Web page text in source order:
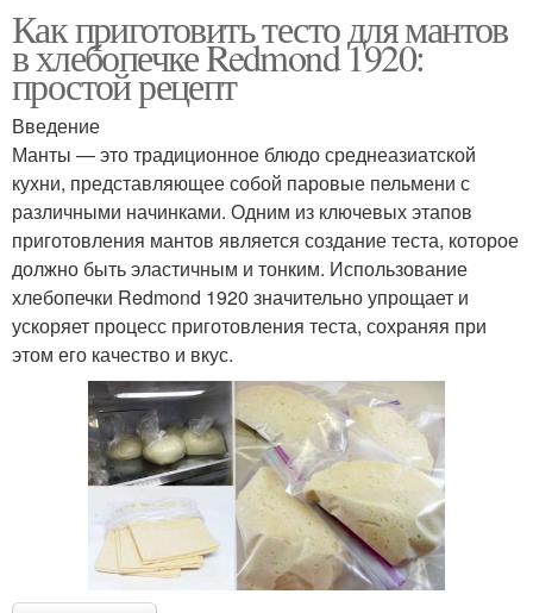
Как приготовить тесто для мантов
в хлебопечке Redmond 1920:
простой рецепт
Введение
Манты — это традиционное блюдо среднеазиатской
кухни, представляющее собой паровые пельмени с
различными начинками. Одним из ключевых этапов
приготовления мантов является создание теста, которое
должно быть эластичным и тонким. Использование
хлебопечки Redmond 1920 значительно упрощает и
ускоряет процесс приготовления теста, сохраняя при
этом его качество и вкус.